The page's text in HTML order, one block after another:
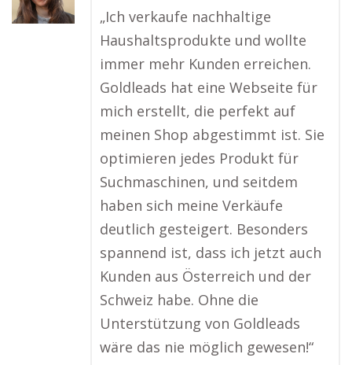
„Ich verkaufe nachhaltige
Haushaltsprodukte und wollte
immer mehr Kunden erreichen.
Goldleads hat eine Webseite für
mich erstellt, die perfekt auf
meinen Shop abgestimmt ist. Sie
optimieren jedes Produkt für
Suchmaschinen, und seitdem
haben sich meine Verkäufe
deutlich gesteigert. Besonders
spannend ist, dass ich jetzt auch
Kunden aus Österreich und der
Schweiz habe. Ohne die
Unterstützung von Goldleads
wäre das nie möglich gewesen!“